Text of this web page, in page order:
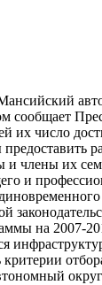
сообщает
их число
члены их
и
на 2007-